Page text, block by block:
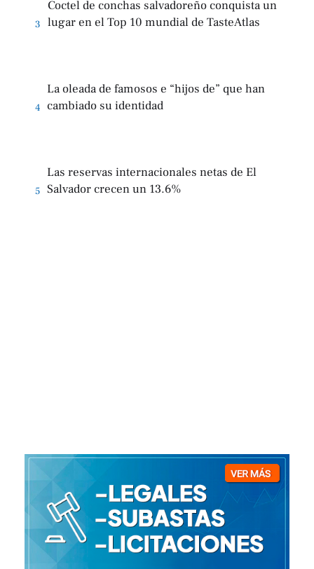
3
Coctel de conchas salvadoreño conquista un
lugar en el Top 10 mundial de TasteAtlas
4
La oleada de famosos e “hijos de” que han
cambiado su identidad
5
Las reservas internacionales netas de El
Salvador crecen un 13.6%